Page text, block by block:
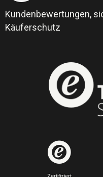
Kundenbewertungen,
Käuferschutz
Zertifiziert